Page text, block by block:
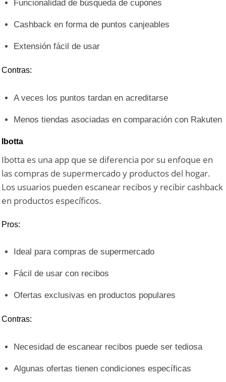
Funcionalidad de búsqueda de cupones
Cashback en forma de puntos canjeables
Extensión fácil de usar
Contras:
A veces los puntos tardan en acreditarse
Menos tiendas asociadas en comparación con Rakuten
Ibotta
Ibotta es una app que se diferencia por su enfoque en
las compras de supermercado y productos del hogar.
Los usuarios pueden escanear recibos y recibir cashback
en productos específicos.
Pros:
Ideal para compras de supermercado
Fácil de usar con recibos
Ofertas exclusivas en productos populares
Contras:
Necesidad de escanear recibos puede ser tediosa
Algunas ofertas tienen condiciones específicas